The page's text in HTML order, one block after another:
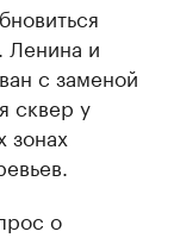
Ленина и
с заменой
сквер у
зонах
о